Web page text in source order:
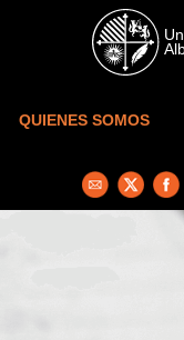
Skip to main content
QUIENES SOMOS